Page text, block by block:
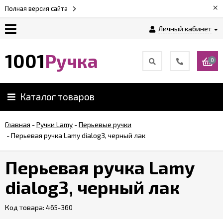
Полная версия сайта ×
Личный кабинет
Возврат
Обзоры
ручек
Контакты
1001Ручка 0
Каталог товаров
Главная -Ручки Lamy -Перьевые ручки
-Перьевая ручка Lamy dialog3, черный лак
Перьевая ручка Lamy
dialog3, черный лак
Код товара: 465-360